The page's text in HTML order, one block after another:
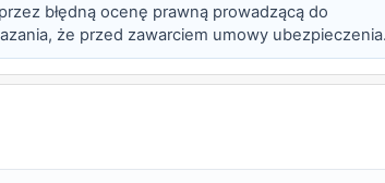
błędną ocenę prawną prowadzącą do
że przed zawarciem umowy ubezpieczenia
regułą rozkładu cię...